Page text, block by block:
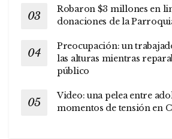
Robaron $3 millones en
donaciones de la
Preocupación: un
las alturas mientras
público
Video: una pelea entre
momentos de tensión en